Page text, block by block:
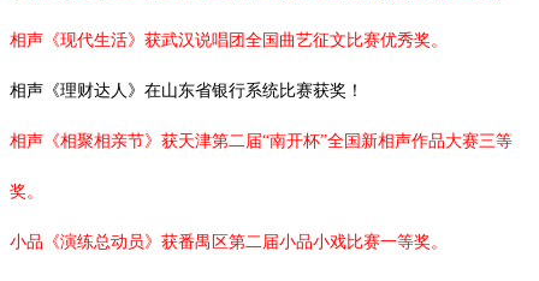
相声《现代生活》获武汉说唱团全国曲艺征文比赛优秀奖。
相声《理财达人》在山东省银行系统比赛获奖！
相声《相聚相亲节》获天津第二届“南开杯”全国新相声作品大赛三等
奖。
小品《演练总动员》获番禺区第二届小品小戏比赛一等奖。